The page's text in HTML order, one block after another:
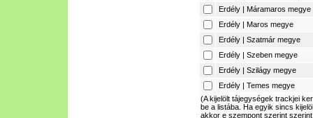
Erdély | Máramaros megye
Erdély | Maros megye
Erdély | Szatmár megye
Erdély | Szeben megye
Erdély | Szilágy megye
Erdély | Temes megye
(A kijelölt tájegységek trackjei
be a listába. Ha egyik sincs
akkor e szempont szerint